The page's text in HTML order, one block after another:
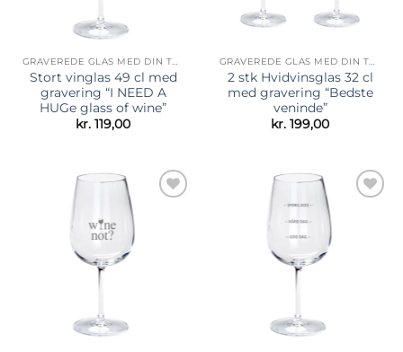
GRAVEREDE GLAS MED DIN TEKST
Stort vinglas 49 cl med
gravering “I NEED A
HUGe glass of wine”
kr. 119,00
GRAVEREDE GLAS MED DIN TEKST
2 stk Hvidvinsglas 32 cl
med gravering “Bedste
veninde”
kr. 199,00
ønskeliste
ønskeliste